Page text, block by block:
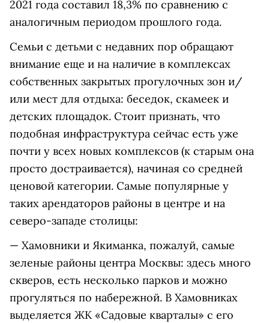
2021 года составил 18,3% по сравнению с
аналогичным периодом прошлого года.
Семьи с детьми с недавних пор обращают
внимание еще и на наличие в комплексах
собственных закрытых прогулочных зон и/
или мест для отдыха: беседок, скамеек и
детских площадок. Стоит признать, что
подобная инфраструктура сейчас есть уже
почти у всех новых комплексов (к старым она
просто достраивается), начиная со средней
ценовой категории. Самые популярные у
таких арендаторов районы в центре и на
северо-западе столицы:
— Хамовники и Якиманка, пожалуй, самые
зеленые районы центра Москвы: здесь много
скверов, есть несколько парков и можно
прогуляться по набережной. В Хамовниках
выделяется ЖК «Садовые кварталы» с его